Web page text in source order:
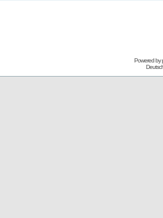
Powered by